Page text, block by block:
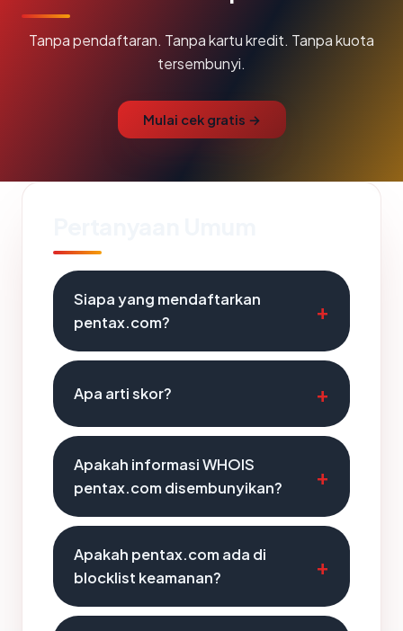
Tanpa pendaftaran. Tanpa kartu kredit. Tanpa kuota
tersembunyi.
Mulai cek gratis →
Siapa yang mendaftarkan
pentax.com?
Apa arti skor?
Apakah informasi WHOIS
pentax.com disembunyikan?
Apakah pentax.com ada di
blocklist keamanan?